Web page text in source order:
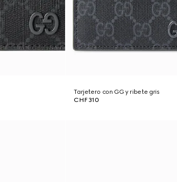
Tarjetero con GG y ribete gris
CHF 310